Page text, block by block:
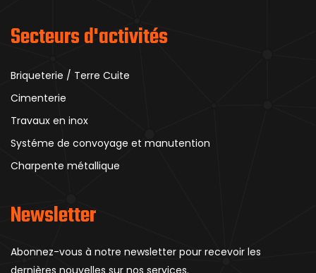
Secteurs d'activités
Briqueterie / Terre Cuite
Cimenterie
Travaux en inox
Systéme de convoyage et manutention
Charpente métallique
Newsletter
Abonnez-vous à notre newsletter pour recevoir les
dernières nouvelles sur nos services.